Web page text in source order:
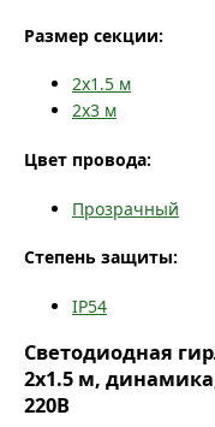
Размер секции:
2x1.5 м
2x3 м
Цвет провода:
Прозрачный
Степень защиты:
IP54
Светодиодная
2x1.5 м,
220В